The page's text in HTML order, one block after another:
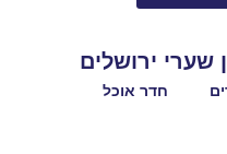
שערי ירושלים
חדר אוכל